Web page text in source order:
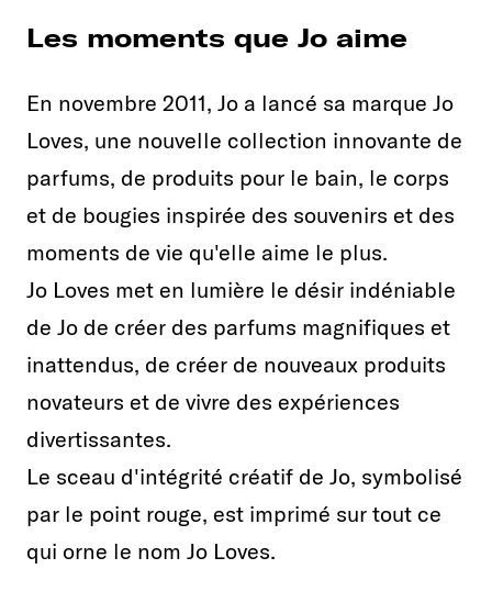
Les moments que Jo aime
En novembre 2011, Jo a lancé sa marque Jo
Loves, une nouvelle collection innovante de
parfums, de produits pour le bain, le corps
et de bougies inspirée des souvenirs et des
moments de vie qu'elle aime le plus.
Jo Loves met en lumière le désir indéniable
de Jo de créer des parfums magnifiques et
inattendus, de créer de nouveaux produits
novateurs et de vivre des expériences
divertissantes.
Le sceau d'intégrité créatif de Jo, symbolisé
par le point rouge, est imprimé sur tout ce
qui orne le nom Jo Loves.